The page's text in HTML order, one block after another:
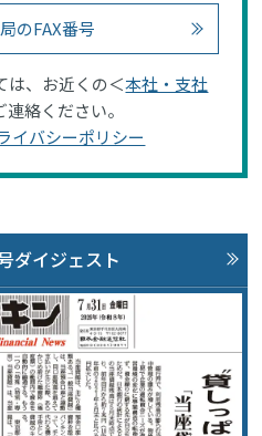
のFAX番号
は、お近くの＜本社・支社
絡ください。
イバシーポリシー
ダイジェスト